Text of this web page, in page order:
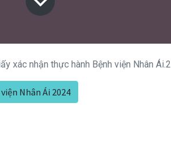
xác nhận thực hành Bệnh viện Nhân
Nhân Ái 2024